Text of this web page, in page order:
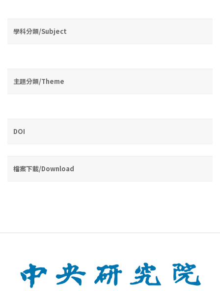
學科分類/Subject
主題分類/Theme
DOI
檔案下載/Download